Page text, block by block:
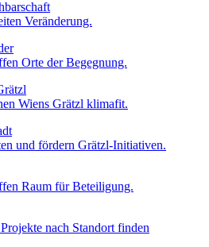
Veränderung.
Orte der Begegnung.
Wiens Grätzl klimafit.
und fördern Grätzl-Initiativen.
Raum für Beteiligung.
nach Standort finden